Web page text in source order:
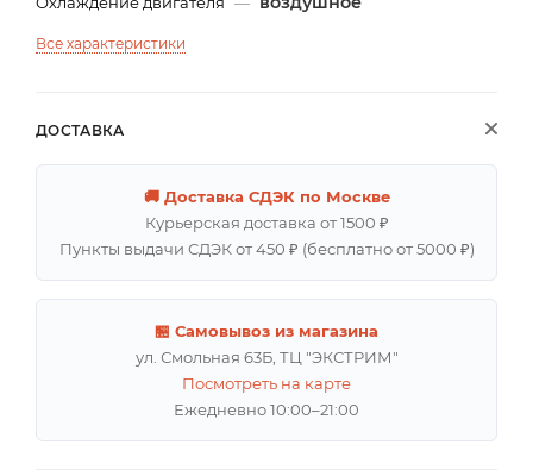
Все характеристики
ДОСТАВКА
🚚 Доставка СДЭК по Москве
Курьерская доставка от 1500 ₽
Пункты выдачи СДЭК от 450 ₽ (бесплатно от 5000 ₽)
🏪 Самовывоз из магазина
ул. Смольная 63Б, ТЦ "ЭКСТРИМ"
Посмотреть на карте
Ежедневно 10:00–21:00